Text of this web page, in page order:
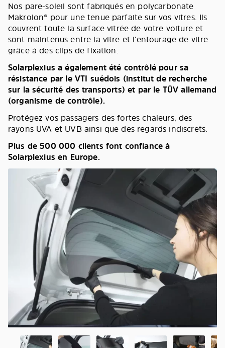
Nos pare-soleil sont fabriqués en polycarbonate
Makrolon® pour une tenue parfaite sur vos vitres. Ils
couvrent toute la surface vitrée de votre voiture et
sont maintenus entre la vitre et l’entourage de vitre
grâce à des clips de fixation.
Solarplexius a également été contrôlé pour sa
résistance par le VTI suédois (institut de recherche
sur la sécurité des transports) et par le TÜV allemand
(organisme de contrôle).
Protégez vos passagers des fortes chaleurs, des
rayons UVA et UVB ainsi que des regards indiscrets.
Plus de 500 000 clients font confiance à
Solarplexius en Europe.